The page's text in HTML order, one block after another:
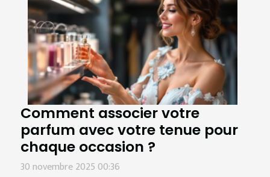
Comment associer votre
parfum avec votre tenue pour
chaque occasion ?
30 novembre 2025 00:36